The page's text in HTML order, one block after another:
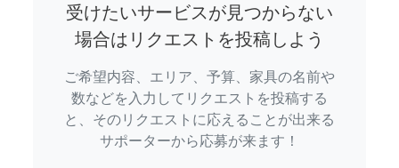
受けたいサービスが見つからない
場合はリクエストを投稿しよう
ご希望内容、エリア、予算、家具の名前や
数などを入力してリクエストを投稿する
と、そのリクエストに応えることが出来る
サポーターから応募が来ます！